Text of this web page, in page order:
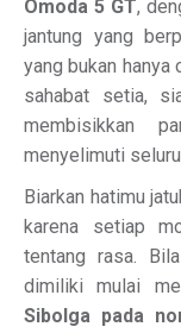
Omoda 5 GT,
jantung yang
yang bukan hanya
sahabat setia,
membisikkan
menyelimuti
Biarkan hatimu
karena setiap
tentang rasa.
dimiliki mulai
Sibolga pada